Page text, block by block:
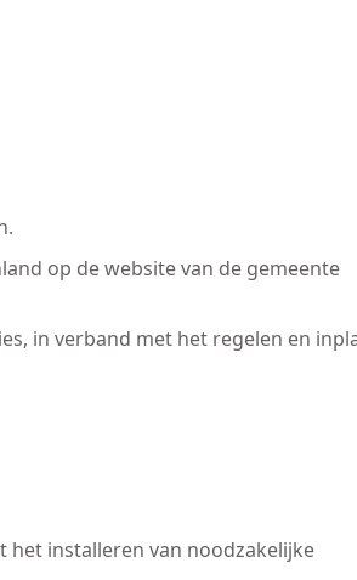
op de website van de gemeente
in verband met het regelen en
het installeren van noodzakelijke